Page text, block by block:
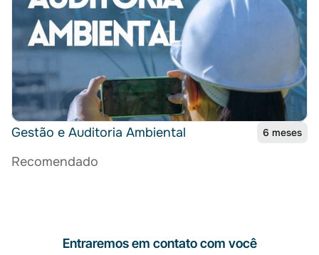
Gestão e Auditoria Ambiental 6 meses
Recomendado
Entraremos em contato com você